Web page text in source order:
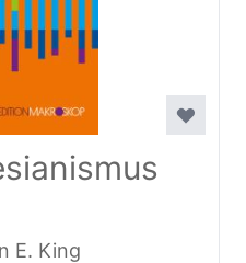
E. King